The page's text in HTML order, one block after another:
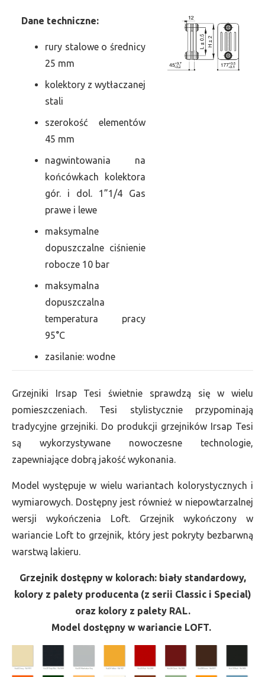
Dane techniczne:
rury stalowe o średnicy
25 mm
kolektory z wytłaczanej
stali
szerokość elementów
45 mm
nagwintowania na
końcówkach kolektora
gór. i dol. 1”1/4 Gas
prawe i lewe
maksymalne
dopuszczalne ciśnienie
robocze 10 bar
maksymalna
dopuszczalna
temperatura pracy
95°C
zasilanie: wodne
Grzejniki Irsap Tesi świetnie sprawdzą się w wielu
pomieszczeniach. Tesi stylistycznie przypominają
tradycyjne grzejniki. Do produkcji grzejników Irsap Tesi
są wykorzystywane nowoczesne technologie,
zapewniające dobrą jakość wykonania.
Model występuje w wielu wariantach kolorystycznych i
wymiarowych. Dostępny jest również w niepowtarzalnej
wersji wykończenia Loft. Grzejnik wykończony w
wariancie Loft to grzejnik, który jest pokryty bezbarwną
warstwą lakieru.
Grzejnik dostępny w kolorach: biały standardowy,
kolory z palety producenta (z serii Classic i Special)
oraz kolory z palety RAL.
Model dostępny w wariancie LOFT.